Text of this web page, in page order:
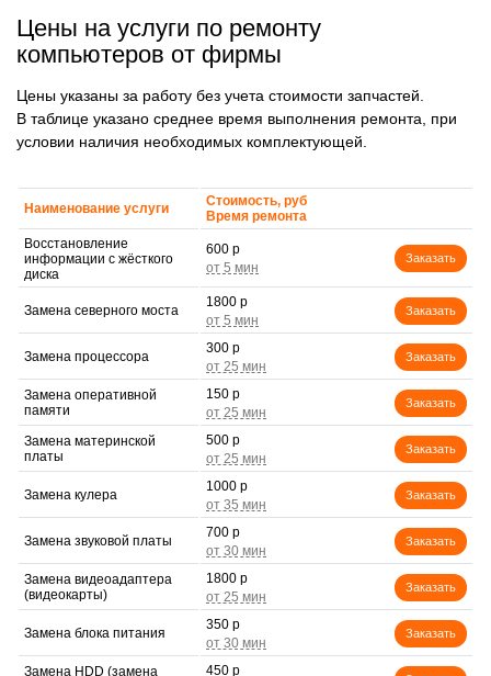
Цены на услуги по ремонту
компьютеров от фирмы
Цены указаны за работу без учета стоимости запчастей.
В таблице указано среднее время выполнения ремонта, при
условии наличия необходимых комплектующей.
Наименование услуги
Стоимость, руб
Время ремонта
Восстановление
информации с жёсткого
диска
600 р
Заказать
Замена северного моста
1800 р
Заказать
Замена процессора
300 р
Заказать
Замена оперативной
памяти
150 р
Заказать
Замена материнской
платы
500 р
Заказать
Замена кулера
1000 р
Заказать
Замена звуковой платы
700 р
Заказать
Замена видеоадаптера
(видеокарты)
1800 р
Заказать
Замена блока питания
350 р
Заказать
Замена HDD (замена
450 р